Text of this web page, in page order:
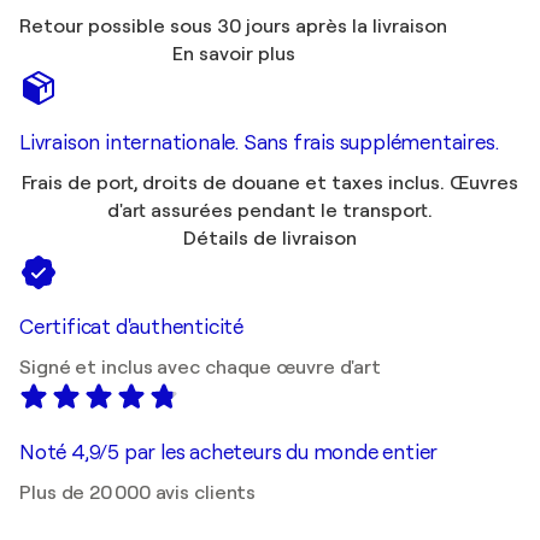
Retour possible sous 30 jours après la livraison
En savoir plus
Livraison internationale. Sans frais supplémentaires.
Frais de port, droits de douane et taxes inclus. Œuvres
d'art assurées pendant le transport.
Détails de livraison
Certificat d'authenticité
Signé et inclus avec chaque œuvre d'art
Noté 4,9/5 par les acheteurs du monde entier
Plus de 20 000 avis clients